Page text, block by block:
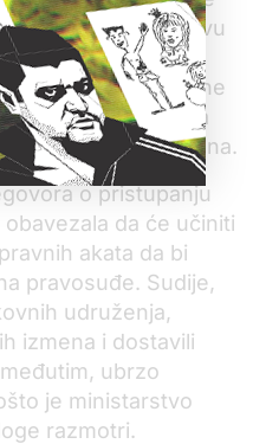
na osnovu
– komisija na
ne može, ali ne
Međak i naveo da
okvire akcionog plana.
o pristupanju
da će učiniti
akata da bi
pravosuđe. Sudije,
udruženja,
izmena i dostavili
ubrzo
je ministarstvo
razmotri.